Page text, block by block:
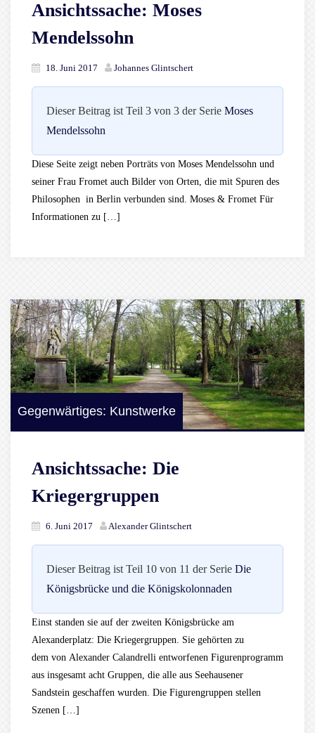
Ansichtssache: Moses
Mendelssohn
18. Juni 2017 Johannes Glintschert
Dieser Beitrag ist Teil 3 von 3 der Serie Moses
Mendelssohn
Diese Seite zeigt neben Porträts von Moses Mendelssohn und
seiner Frau Fromet auch Bilder von Orten, die mit Spuren des
Philosophen in Berlin verbunden sind. Moses & Fromet Für
Informationen zu […]
Gegenwärtiges: Kunstwerke
Ansichtssache: Die
Kriegergruppen
6. Juni 2017 Alexander Glintschert
Dieser Beitrag ist Teil 10 von 11 der Serie Die
Königsbrücke und die Königskolonnaden
Einst standen sie auf der zweiten Königsbrücke am
Alexanderplatz: Die Kriegergruppen. Sie gehörten zu
dem von Alexander Calandrelli entworfenen Figurenprogramm
aus insgesamt acht Gruppen, die alle aus Seehausener
Sandstein geschaffen wurden. Die Figurengruppen stellen
Szenen […]